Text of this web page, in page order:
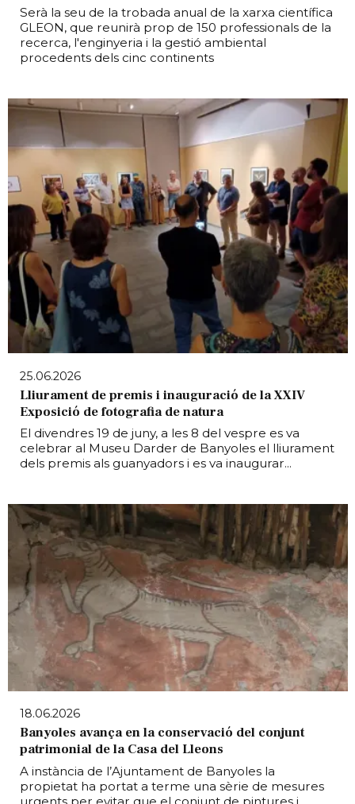
Serà la seu de la trobada anual de la xarxa científica
GLEON, que reunirà prop de 150 professionals de la
recerca, l'enginyeria i la gestió ambiental
procedents dels cinc continents
25.06.2026
Lliurament de premis i inauguració de la XXIV
Exposició de fotografia de natura
El divendres 19 de juny, a les 8 del vespre es va
celebrar al Museu Darder de Banyoles el lliurament
dels premis als guanyadors i es va inaugurar...
18.06.2026
Banyoles avança en la conservació del conjunt
patrimonial de la Casa del Lleons
A instància de l’Ajuntament de Banyoles la
propietat ha portat a terme una sèrie de mesures
urgents per evitar que el conjunt de pintures i